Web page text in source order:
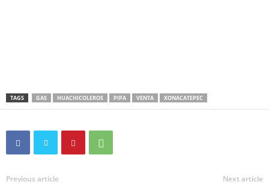
TAGS GAS HUACHICOLEROS PIPA VENTA XONACATEPEC
Previous article Next article